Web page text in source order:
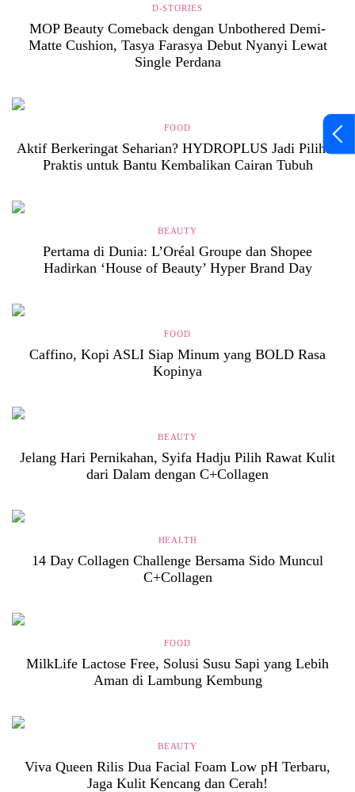
D-STORIES
MOP Beauty Comeback dengan Unbothered Demi-
Matte Cushion, Tasya Farasya Debut Nyanyi Lewat
Single Perdana
FOOD
Aktif Berkeringat Seharian? HYDROPLUS Jadi Pilihan
Praktis untuk Bantu Kembalikan Cairan Tubuh
BEAUTY
Pertama di Dunia: L’Oréal Groupe dan Shopee
Hadirkan ‘House of Beauty’ Hyper Brand Day
FOOD
Caffino, Kopi ASLI Siap Minum yang BOLD Rasa
Kopinya
BEAUTY
Jelang Hari Pernikahan, Syifa Hadju Pilih Rawat Kulit
dari Dalam dengan C+Collagen
HEALTH
14 Day Collagen Challenge Bersama Sido Muncul
C+Collagen
FOOD
MilkLife Lactose Free, Solusi Susu Sapi yang Lebih
Aman di Lambung Kembung
BEAUTY
Viva Queen Rilis Dua Facial Foam Low pH Terbaru,
Jaga Kulit Kencang dan Cerah!